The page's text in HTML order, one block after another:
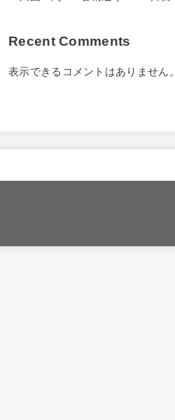
Recent Comments
表示できるコメントはありません。